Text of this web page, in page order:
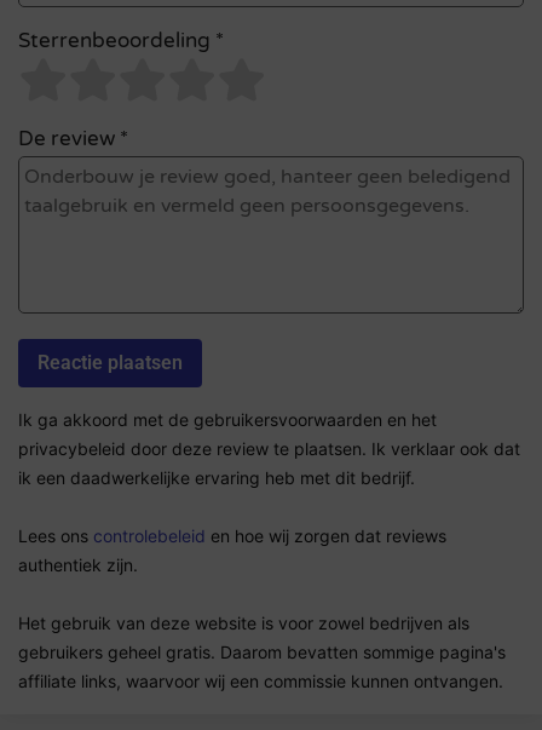
Sterrenbeoordeling *
De review *
Ik ga akkoord met de gebruikersvoorwaarden en het
privacybeleid door deze review te plaatsen. Ik verklaar ook dat
ik een daadwerkelijke ervaring heb met dit bedrijf.
Lees ons controlebeleid en hoe wij zorgen dat reviews
authentiek zijn.
Het gebruik van deze website is voor zowel bedrijven als
gebruikers geheel gratis. Daarom bevatten sommige pagina's
affiliate links, waarvoor wij een commissie kunnen ontvangen.